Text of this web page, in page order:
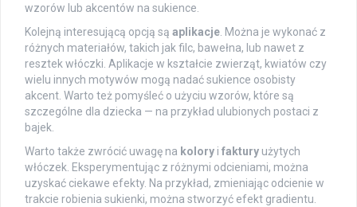
wzorów lub akcentów na sukience.
Kolejną interesującą opcją są aplikacje . Można je wykonać z
różnych materiałów, takich jak filc, bawełna, lub nawet z
resztek włóczki. Aplikacje w kształcie zwierząt, kwiatów czy
wielu innych motywów mogą nadać sukience osobisty
akcent. Warto też pomyśleć o użyciu wzorów, które są
szczególne dla dziecka — na przykład ulubionych postaci z
bajek.
Warto także zwrócić uwagę na kolory i faktury użytych
włóczek. Eksperymentując z różnymi odcieniami, można
uzyskać ciekawe efekty. Na przykład, zmieniając odcienie w
trakcie robienia sukienki, można stworzyć efekt gradientu.